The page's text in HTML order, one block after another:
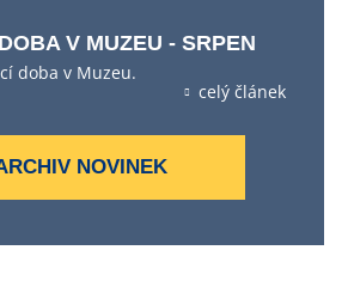
V MUZEU - SRPEN
doba v Muzeu.
celý článek
NOVINEK